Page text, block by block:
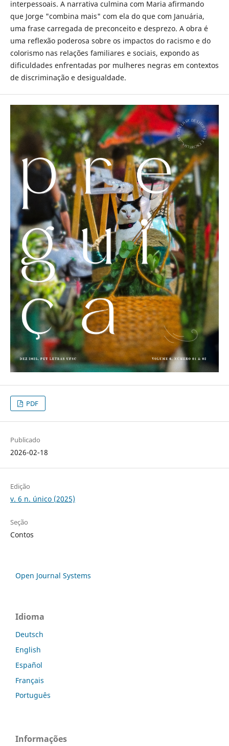
interpessoais. A narrativa culmina com Maria afirmando
que Jorge "combina mais" com ela do que com Januária,
uma frase carregada de preconceito e desprezo. A obra é
uma reflexão poderosa sobre os impactos do racismo e do
colorismo nas relações familiares e sociais, expondo as
dificuldades enfrentadas por mulheres negras em contextos
de discriminação e desigualdade.
PDF
Publicado
2026-02-18
Edição
v. 6 n. único (2025)
Seção
Contos
Open Journal Systems
Idioma
Deutsch
English
Español
Français
Português
Informações